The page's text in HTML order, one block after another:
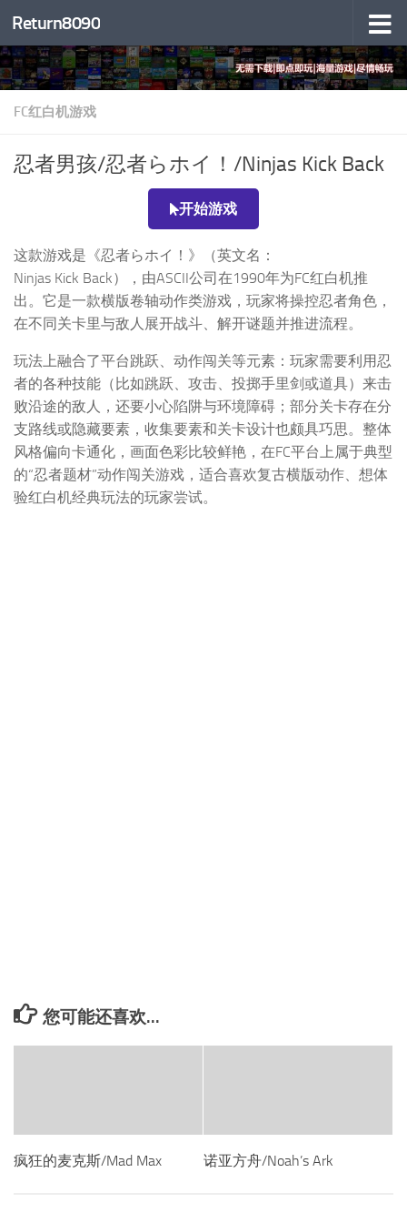
跳至内容
Return8090
FC红白机游戏
忍者男孩/忍者らホイ！/Ninjas Kick Back
开始游戏
这款游戏是《忍者らホイ！》（英文名：
Ninjas Kick Back），由ASCII公司在1990年为FC红白机推
出。它是一款横版卷轴动作类游戏，玩家将操控忍者角色，
在不同关卡里与敌人展开战斗、解开谜题并推进流程。
玩法上融合了平台跳跃、动作闯关等元素：玩家需要利用忍
者的各种技能（比如跳跃、攻击、投掷手里剑或道具）来击
败沿途的敌人，还要小心陷阱与环境障碍；部分关卡存在分
支路线或隐藏要素，收集要素和关卡设计也颇具巧思。整体
风格偏向卡通化，画面色彩比较鲜艳，在FC平台上属于典型
的“忍者题材”动作闯关游戏，适合喜欢复古横版动作、想体
验红白机经典玩法的玩家尝试。
您可能还喜欢...
疯狂的麦克斯/Mad Max 诺亚方舟/Noah’s Ark